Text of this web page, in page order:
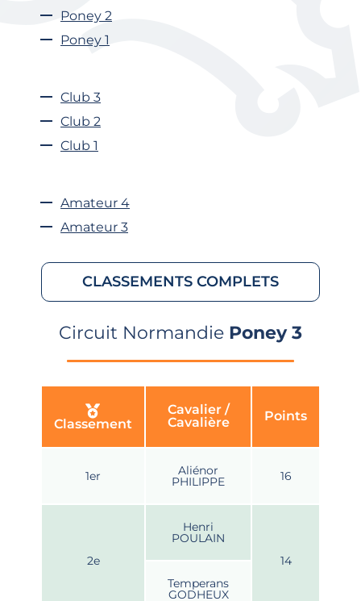
Poney 2
Poney 1
Club 3
Club 2
Club 1
Amateur 4
Amateur 3
CLASSEMENTS COMPLETS
Circuit Normandie Poney 3
Classement
Cavalier /
Cavalière
Points
1er Aliénor
PHILIPPE 16
2e
Henri
POULAIN
14
Temperans
GODHEUX